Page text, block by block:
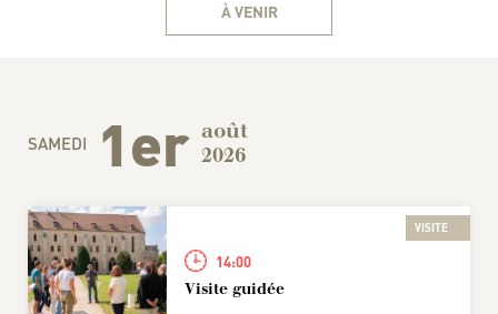
À VENIR
SAMEDI 1er août
2026
14:00
VISITE
Visite guidée